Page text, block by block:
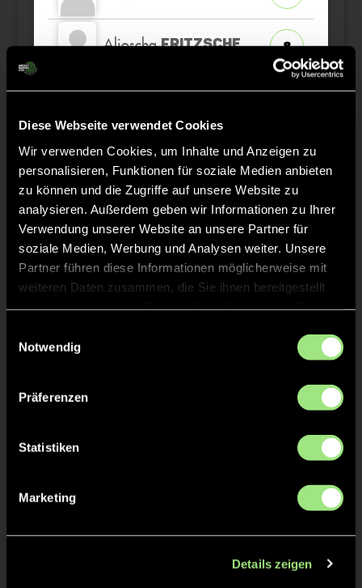
Diese Webseite verwendet Cookies
Wir verwenden Cookies, um Inhalte und Anzeigen zu
personalisieren, Funktionen für soziale Medien anbieten
zu können und die Zugriffe auf unsere Website zu
analysieren. Außerdem geben wir Informationen zu Ihrer
Verwendung unserer Website an unsere Partner für
soziale Medien, Werbung und Analysen weiter. Unsere
Partner führen diese Informationen möglicherweise mit
weiteren Daten zusammen, die Sie ihnen bereitgestellt
Notwendig
Präferenzen
Statistiken
Marketing
Details zeigen
Aljoscha FRITZSCHE 8
Marius PEIX
Benno KÜMMEL 34
Staff
TW = Torwart & ETW = Ersatztorwart, K = Kapitän
Tore & Karten
1:0 1’
1:1 1’